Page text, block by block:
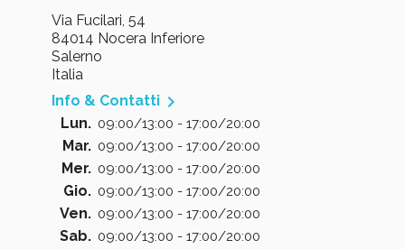
Via Fucilari, 54
84014 Nocera Inferiore
Salerno
Italia
Info & Contatti 
Lun. 09:00/13:00 - 17:00/20:00
Mar. 09:00/13:00 - 17:00/20:00
Mer. 09:00/13:00 - 17:00/20:00
Gio. 09:00/13:00 - 17:00/20:00
Ven. 09:00/13:00 - 17:00/20:00
Sab. 09:00/13:00 - 17:00/20:00